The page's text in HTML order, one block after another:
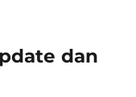
dan